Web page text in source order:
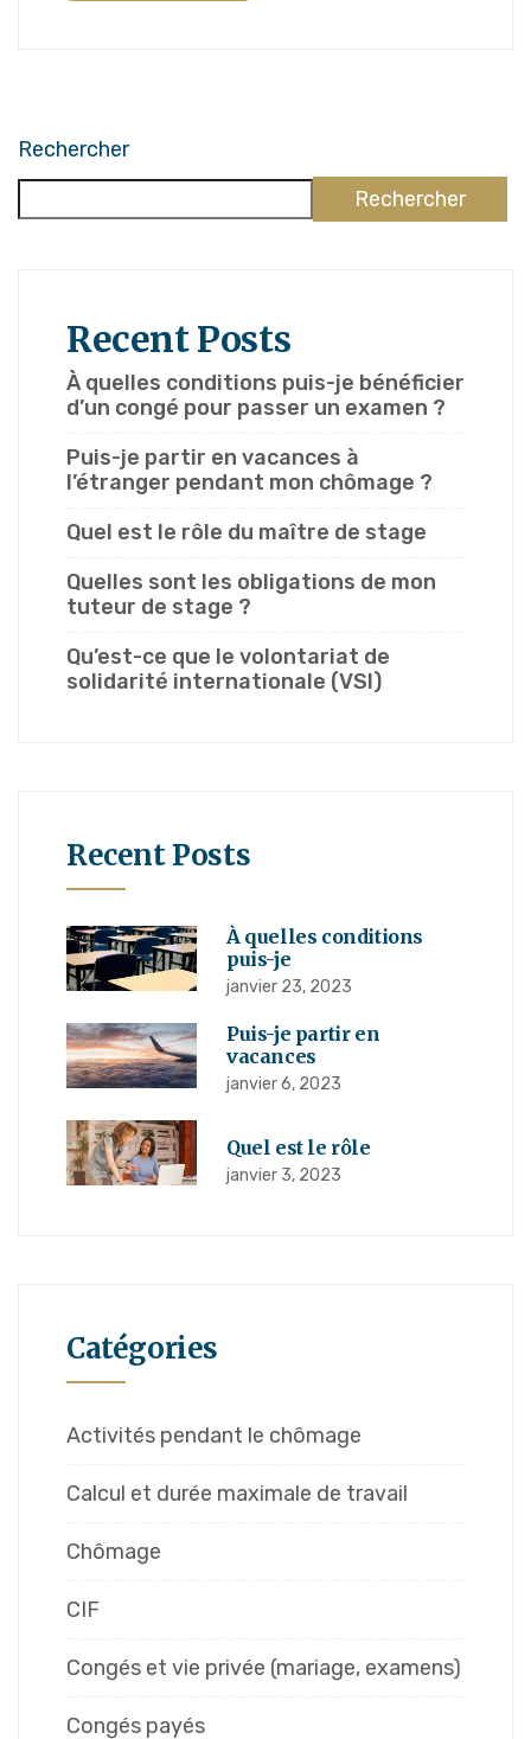
Rechercher
Rechercher
Recent Posts
À quelles conditions puis-je bénéficier
d’un congé pour passer un examen ?
Puis-je partir en vacances à
l’étranger pendant mon chômage ?
Quel est le rôle du maître de stage
Quelles sont les obligations de mon
tuteur de stage ?
Qu’est-ce que le volontariat de
solidarité internationale (VSI)
Recent Posts
À quelles conditions
puis-je
janvier 23, 2023
Puis-je partir en
vacances
janvier 6, 2023
Quel est le rôle
janvier 3, 2023
Catégories
Activités pendant le chômage
Calcul et durée maximale de travail
Chômage
CIF
Congés et vie privée (mariage, examens)
Congés payés